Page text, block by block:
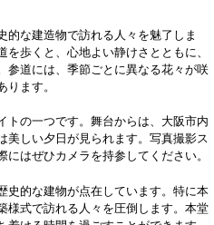
的な建造物で訪れる人々を魅了しま
歩くと、心地よい静けさとともに、
参道には、季節ごとに異なる花々が咲
ります。
トの一つです。舞台からは、大阪市内
美しい夕日が見られます。写真撮影ス
はぜひカメラを持参してください。
史的な建物が点在しています。特に本
様式で訪れる人々を圧倒します。本堂